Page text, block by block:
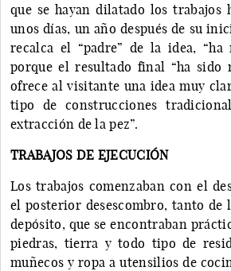
que se hayan dilatado los trabajos
unos días, un año después de su
recalca el “padre” de la idea, “ha
porque el resultado final “ha sido
ofrece al visitante una idea muy
tipo de construcciones
extracción de la pez”.
TRABAJOS DE EJECUCIÓN
Los trabajos comenzaban con el
el posterior desescombro, tanto de
depósito, que se encontraban
piedras, tierra y todo tipo de
muñecos y ropa a utensilios de